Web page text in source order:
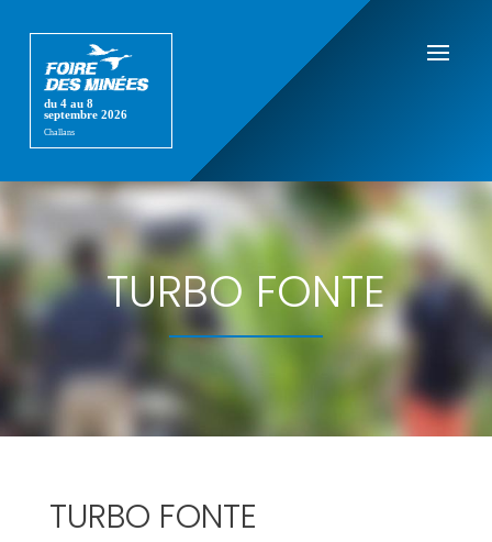
TURBO FONTE
TURBO FONTE